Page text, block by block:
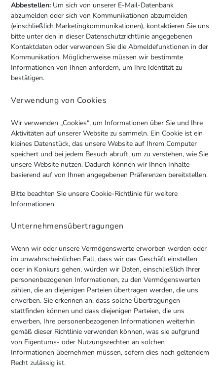
Abbestellen: Um sich von unserer E-Mail-Datenbank
abzumelden oder sich von Kommunikationen abzumelden
(einschließlich Marketingkommunikationen), kontaktieren Sie uns
bitte unter den in dieser Datenschutzrichtlinie angegebenen
Kontaktdaten oder verwenden Sie die Abmeldefunktionen in der
Kommunikation. Möglicherweise müssen wir bestimmte
Informationen von Ihnen anfordern, um Ihre Identität zu
bestätigen.
Verwendung von Cookies
Wir verwenden „Cookies“, um Informationen über Sie und Ihre
Aktivitäten auf unserer Website zu sammeln. Ein Cookie ist ein
kleines Datenstück, das unsere Website auf Ihrem Computer
speichert und bei jedem Besuch abruft, um zu verstehen, wie Sie
unsere Website nutzen. Dadurch können wir Ihnen Inhalte
basierend auf von Ihnen angegebenen Präferenzen bereitstellen.
Bitte beachten Sie unsere Cookie-Richtlinie für weitere
Informationen.
Unternehmensübertragungen
Wenn wir oder unsere Vermögenswerte erworben werden oder
im unwahrscheinlichen Fall, dass wir das Geschäft einstellen
oder in Konkurs gehen, würden wir Daten, einschließlich Ihrer
personenbezogenen Informationen, zu den Vermögenswerten
zählen, die an diejenigen Parteien übertragen werden, die uns
erwerben. Sie erkennen an, dass solche Übertragungen
stattfinden können und dass diejenigen Parteien, die uns
erwerben, Ihre personenbezogenen Informationen weiterhin
gemäß dieser Richtlinie verwenden können, was sie aufgrund
von Eigentums- oder Nutzungsrechten an solchen
Informationen übernehmen müssen, sofern dies nach geltendem
Recht zulässig ist.